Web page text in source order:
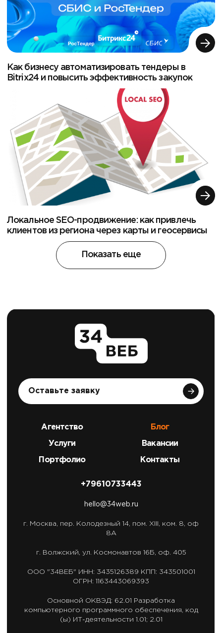
Как бизнесу автоматизировать тендеры в
Bitrix24 и повысить эффективность закупок
Локальное SEO-продвижение: как привлечь
клиентов из региона через карты и геосервисы
Показать еще
Оставьте заявку
Агентство
Услуги
Портфолио
Блог
Вакансии
Контакты
+79610733443
hello@34web.ru
г. Москва, пер. Колодезный 14, пом. XIII, ком. 8, оф
8А
г. Волжский, ул. Космонавтов 16Б, оф. 405
ООО "34ВЕБ" ИНН: 3435126389 КПП: 343501001
ОГРН: 1163443069393
Основной ОКВЭД: 62.01
Разработка
компьютерного программного обеспечения, код
(ы) ИТ-деятельности 1.01; 2.01